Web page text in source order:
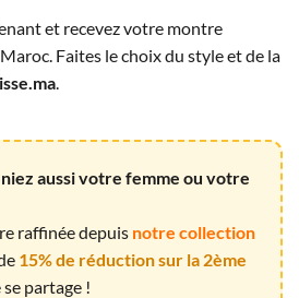
et recevez votre montre
Faites le choix du style et de la
.
aussi votre femme ou votre
raffinée depuis notre collection
15% de réduction sur la 2ème
se partage !